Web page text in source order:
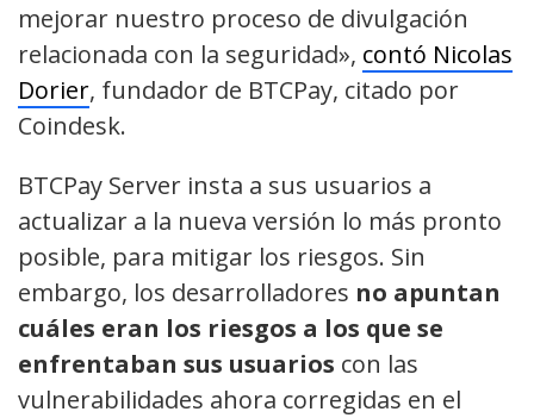
mejorar nuestro proceso de divulgación
relacionada con la seguridad», contó Nicolas
Dorier, fundador de BTCPay, citado por
Coindesk.
BTCPay Server insta a sus usuarios a
actualizar a la nueva versión lo más pronto
posible, para mitigar los riesgos. Sin
embargo, los desarrolladores no apuntan
cuáles eran los riesgos a los que se
enfrentaban sus usuarios con las
vulnerabilidades ahora corregidas en el